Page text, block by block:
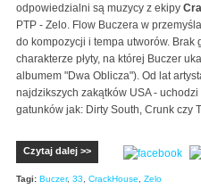
odpowiedzialni są muzycy z ekipy
PTP - Zelo. Flow Buczera w
do kompozycji i tempa utworów. Brak
charakterze płyty, na której Buczer
albumem "Dwa Oblicza"). Od lat
najdzikszych zakątków USA -
gatunków jak: Dirty South, Crunk czy
Czytaj dalej >>
Tagi: Buczer, 33 CrackHouse Zelo